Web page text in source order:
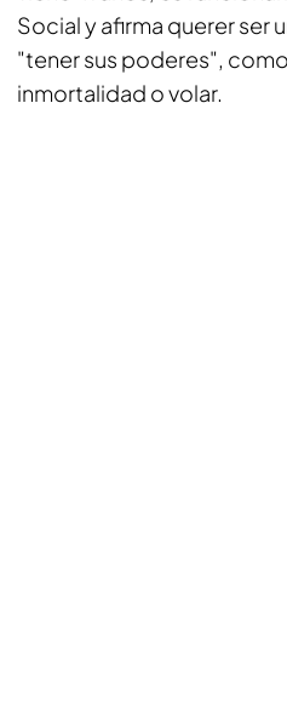
Social y afirma querer ser
"tener sus poderes",
inmortalidad o volar.